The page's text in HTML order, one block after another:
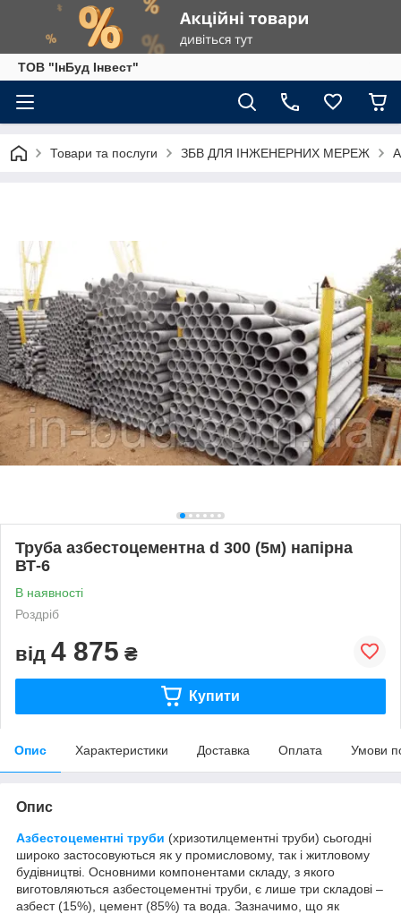
ТОВ "ІнБуд Інвест"
Товари та послуги ЗБВ ДЛЯ ІНЖЕНЕРНИХ МЕРЕЖ
Труба азбестоцементна d 300 (5м) напірна
ВТ-6
В наявності
Роздріб
від 4 875 ₴
Купити
Опис Характеристики Доставка Оплата Умови
Опис
Азбестоцементні труби (хризотилцементні труби) сьогодні
широко застосовуються як у промисловому, так і житловому
будівництві. Основними компонентами складу, з якого
виготовляються азбестоцементні труби, є лише три складові –
азбест (15%), цемент (85%) та вода. Зазначимо, що як